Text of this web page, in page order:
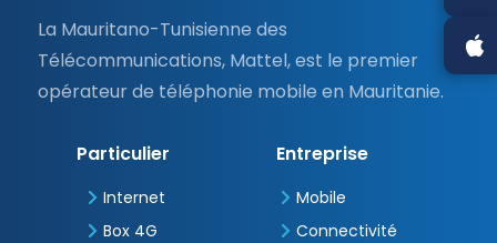
La Mauritano-Tunisienne des
Télécommunications, Mattel, est le premier
opérateur de téléphonie mobile en Mauritanie.
Particulier
Internet
Box 4G
Entreprise
Mobile
Connectivité